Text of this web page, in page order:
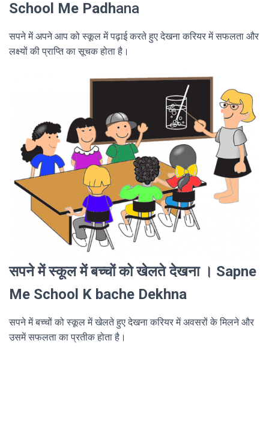
School Me Padhana
सपने में अपने आप को स्कूल में पढ़ाई करते हुए देखना करियर में सफलता और
लक्ष्यों की प्राप्ति का सूचक होता है।
सपने में स्कूल में बच्चों को खेलते देखना । Sapne
Me School K bache Dekhna
सपने में बच्चों को स्कूल में खेलते हुए देखना करियर में अवसरों के मिलने और
उसमें सफलता का प्रतीक होता है।